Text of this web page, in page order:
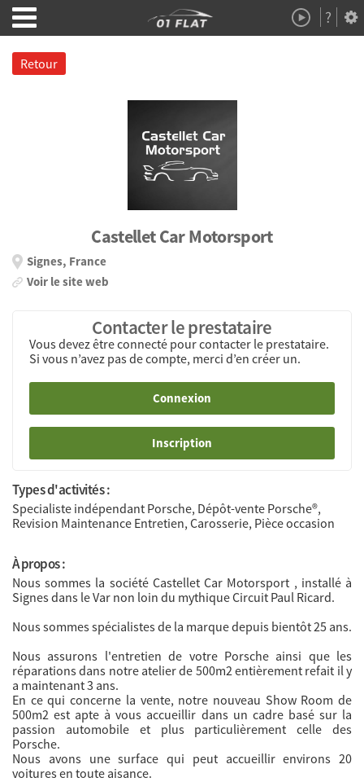
?
Démo
Retour
Castellet Car Motorsport
Signes, France
Voir le site web
Contacter le prestataire
Vous devez être connecté pour contacter le prestataire.
Si vous n’avez pas de compte, merci d’en créer un.
Connexion
Inscription
Types d'activités :
Specialiste indépendant Porsche, Dépôt-vente Porsche®,
Revision Maintenance Entretien, Carosserie, Pièce occasion
À propos :
Nous sommes la société Castellet Car Motorsport , installé à
Signes dans le Var non loin du mythique Circuit Paul Ricard.
Nous sommes spécialistes de la marque depuis bientôt 25 ans.
Nous assurons l'entretien de votre Porsche ainsi que les
réparations dans notre atelier de 500m2 entièrement refait il y
a maintenant 3 ans.
En ce qui concerne la vente, notre nouveau Show Room de
500m2 est apte à vous accueillir dans un cadre basé sur la
passion automobile et plus particulièrement celle des
Porsche.
Nous avons une surface qui peut accueillir environs 20
voitures en toute aisance.